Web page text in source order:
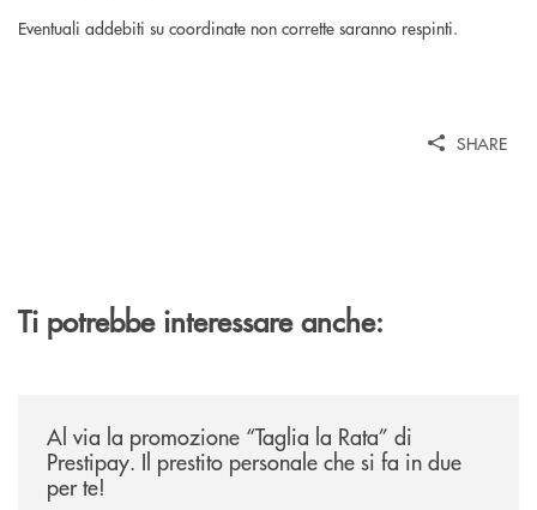
Eventuali addebiti su coordinate non corrette saranno respinti.
SHARE
Ti potrebbe interessare anche:
Al via la promozione “Taglia la Rata” di
Prestipay. Il prestito personale che si fa in due
per te!